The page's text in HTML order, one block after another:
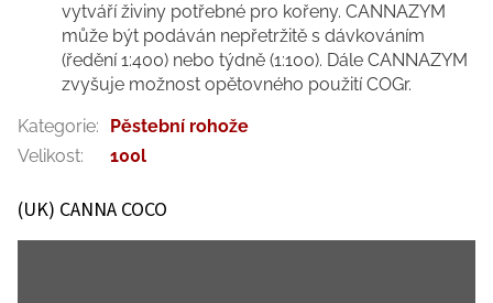
vytváří živiny potřebné pro kořeny. CANNAZYM
může být podáván nepřetržitě s dávkováním
(ředění 1:400) nebo týdně (1:100). Dále CANNAZYM
zvyšuje možnost opětovného použití COGr.
Kategorie:
Pěstební rohože
Velikost: 100l
(UK) CANNA COCO